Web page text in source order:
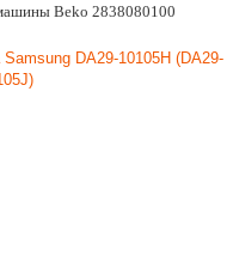
Beko 2838080100